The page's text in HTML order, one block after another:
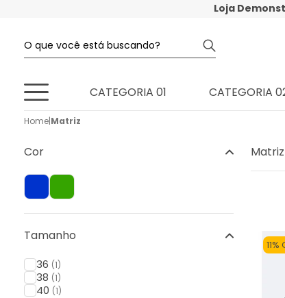
Loja
CATEGORIA 01 CATEGORIA
Home|Matriz
Cor
Tamanho
36 (1)
38 (1)
40 (1)
Matriz
11%